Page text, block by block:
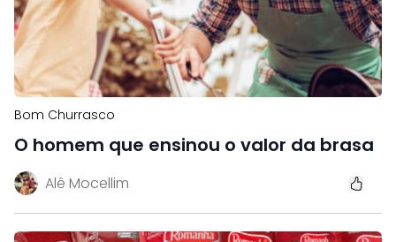
Bom Churrasco
O homem que ensinou o valor da brasa
Alê Mocellim